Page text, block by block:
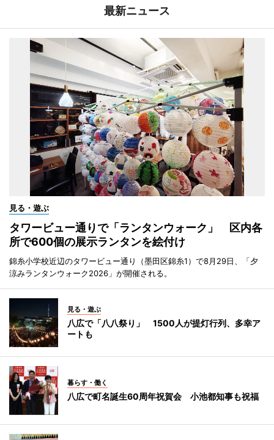
最新ニュース
見る・遊ぶ
タワービュー通りで「ランタンウォーク」 区内各
所で600個の展示ランタンを絵付け
錦糸小学校近辺のタワービュー通り（墨田区錦糸1）で8月29日、「夕
涼みランタンウォーク2026」が開催される。
見る・遊ぶ
八広で「八八祭り」 1500人が提灯行列、多幸ア
ートも
暮らす・働く
八広で町名誕生60周年祝賀会 小池都知事も祝福